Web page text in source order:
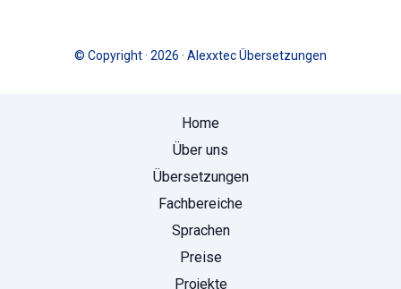
© Copyright · 2026 · Alexxtec Übersetzungen
Home
Über uns
Übersetzungen
Fachbereiche
Sprachen
Preise
Projekte